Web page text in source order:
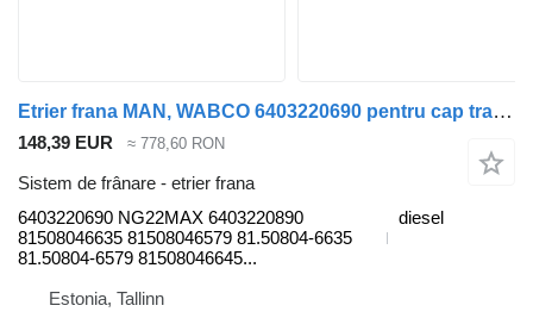
Etrier frana MAN, WABCO 6403220690 pentru cap tractor MAN TGL, TGM, TGS, TGX (2005-2021)
148,39 EUR ≈ 778,60 RON
Sistem de frânare - etrier frana
6403220690 NG22MAX 6403220890
81508046635 81508046579 81.50804-6635
81.50804-6579 81508046645...
diesel
Estonia, Tallinn